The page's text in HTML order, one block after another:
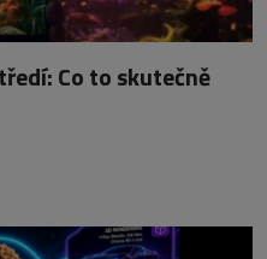
Co to skutečně